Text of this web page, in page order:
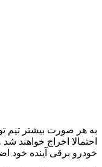
احتمالا اخراج خواهند
خودرو برقی آینده خود